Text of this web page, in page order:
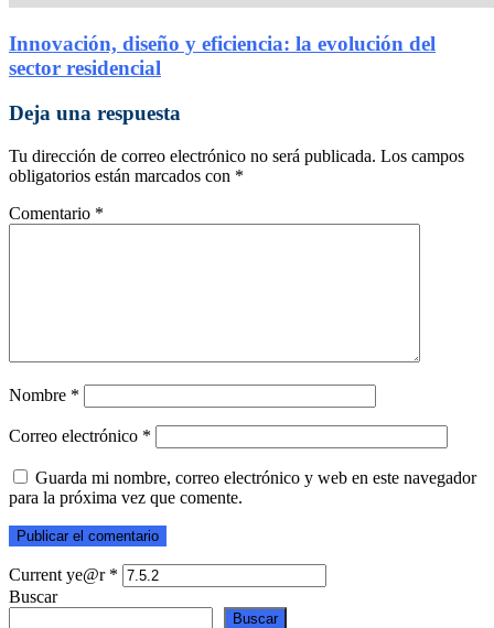
Innovación, diseño y eficiencia: la evolución del
sector residencial
Deja una respuesta
Tu dirección de correo electrónico no será publicada. Los campos
obligatorios están marcados con *
Comentario *
Nombre *
Correo electrónico *
Guarda mi nombre, correo electrónico y web en este navegador
para la próxima vez que comente.
Current ye@r *
Buscar
Buscar